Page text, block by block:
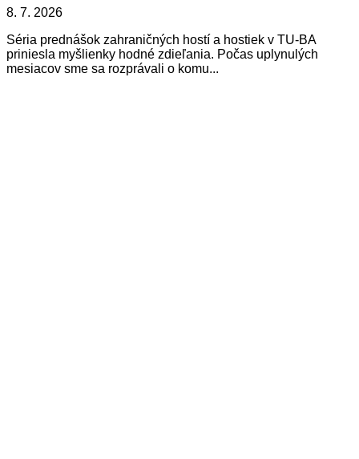
8. 7. 2026
Séria prednášok zahraničných hostí a hostiek v TU-BA
priniesla myšlienky hodné zdieľania. Počas uplynulých
mesiacov sme sa rozprávali o komu...